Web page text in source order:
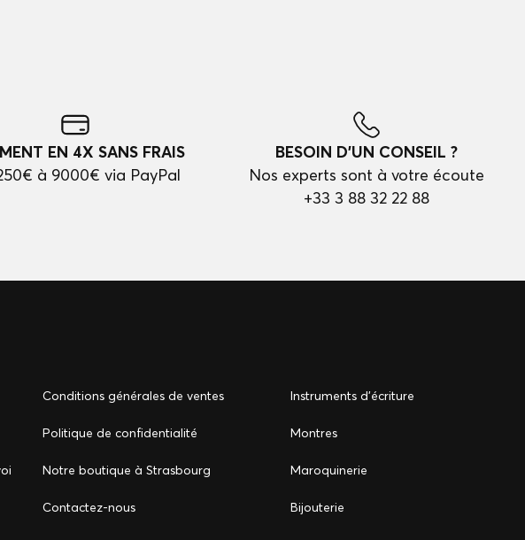
EN 4X SANS FRAIS
à 9000€ via PayPal
BESOIN D'UN CONSEIL ?
Nos experts sont à votre écoute
+33 3 88 32 22 88
Conditions générales de ventes
Politique de confidentialité
Notre boutique à Strasbourg
Сontactez-nous
Instruments d'écriture
Montres
Maroquinerie
Bijouterie